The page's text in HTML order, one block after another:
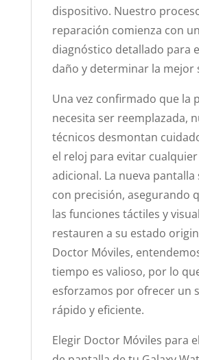
dispositivo. Nuestro
reparación comienza con un
diagnóstico detallado para
daño y determinar la mejor
Una vez confirmado que la
necesita ser reemplazada,
técnicos desmontan
el reloj para evitar
adicional. La nueva pantalla
con precisión, asegurando
las funciones táctiles y
restauren a su estado
Doctor Móviles,
tiempo es valioso, por lo
esforzamos por ofrecer un
rápido y eficiente.
Elegir Doctor Móviles para